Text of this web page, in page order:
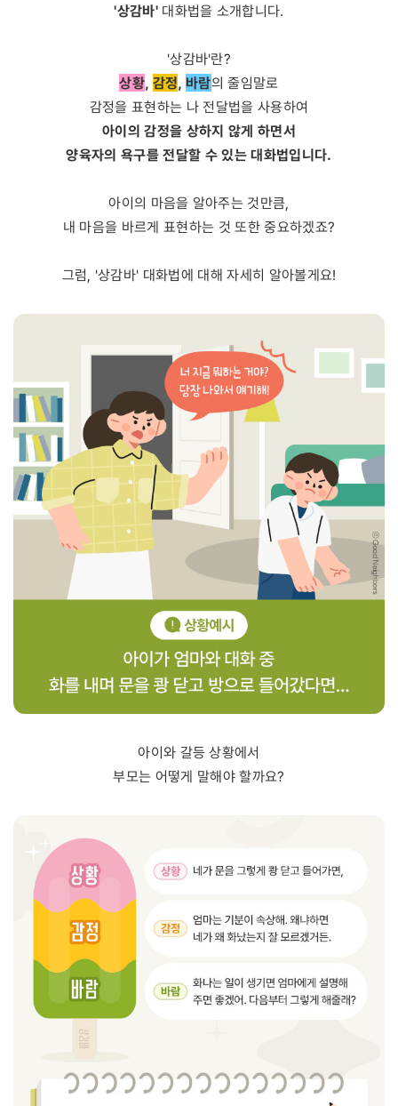
'상감바'대화법을 소개합니다.
'상감바'란?
상황, 감정, 바람의 줄임말로
감정을 표현하는 나 전달법을 사용하여
아이의 감정을 상하지 않게 하면서
양육자의 욕구를 전달할 수 있는 대화법입니다.
아이의 마음을 알아주는 것만큼,
내 마음을 바르게 표현하는 것 또한 중요하겠죠?
그럼, '상감바' 대화법에 대해 자세히 알아볼게요!
아이와 갈등 상황에서
부모는 어떻게 말해야 할까요?